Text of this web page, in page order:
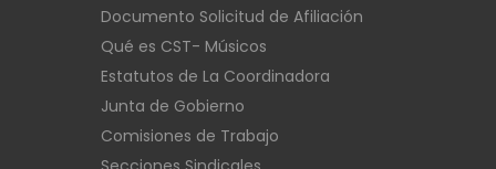
Documento Solicitud de Afiliación
Qué es CST- Músicos
Estatutos de La Coordinadora
Junta de Gobierno
Comisiones de Trabajo